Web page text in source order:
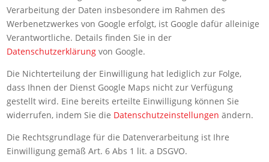
Verarbeitung der Daten insbesondere im Rahmen des
Werbenetzwerkes von Google erfolgt, ist Google dafür alleinige
Verantwortliche. Details finden Sie in der
Datenschutzerklärung von Google.
Die Nichterteilung der Einwilligung hat lediglich zur Folge,
dass Ihnen der Dienst Google Maps nicht zur Verfügung
gestellt wird. Eine bereits erteilte Einwilligung können Sie
widerrufen, indem Sie die Datenschutzeinstellungen ändern.
Die Rechtsgrundlage für die Datenverarbeitung ist Ihre
Einwilligung gemäß Art. 6 Abs 1 lit. a DSGVO.